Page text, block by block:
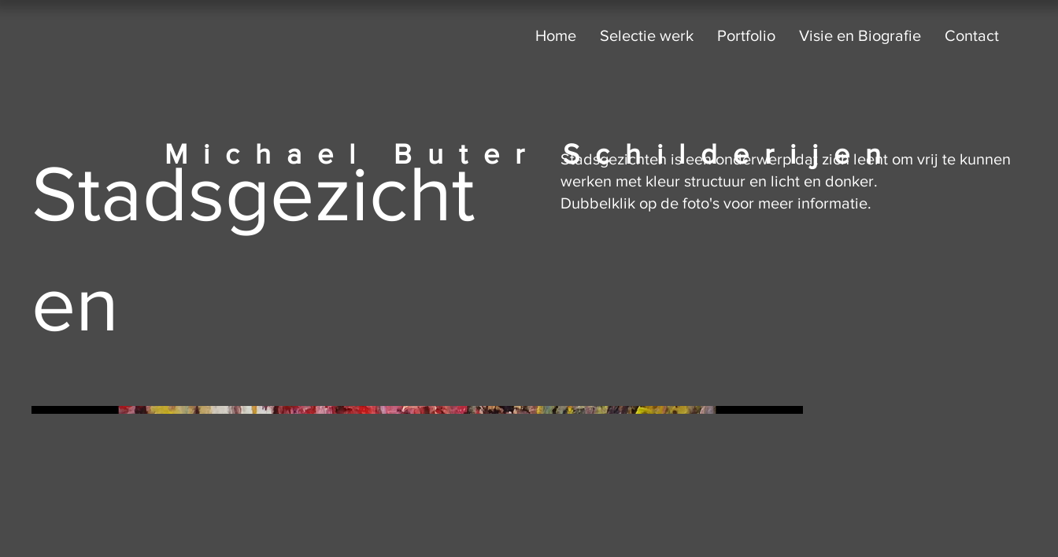
Home Selectie werk Portfolio Visie en Biografie Contact
Stadsgezicht
en
Stadsgezichten is een onderwerp dat zich leent om vrij te kunnen
werken met kleur structuur en licht en donker.
Dubbelklik op de foto's voor meer informatie.
Michael Buter Schilderijen